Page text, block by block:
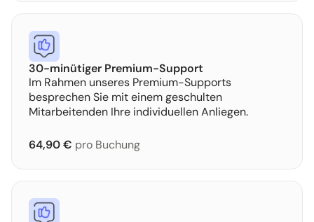
30-minütiger Premium-Support
Im Rahmen unseres Premium-Supports
besprechen Sie mit einem geschulten
Mitarbeitenden Ihre individuellen Anliegen.
64,90 € pro Buchung